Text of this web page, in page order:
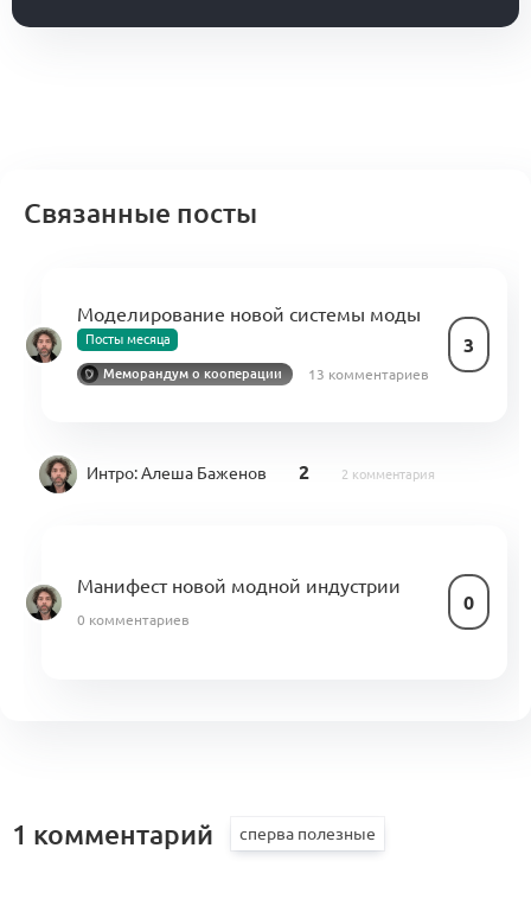
Связанные посты
Моделирование новой системы моды
Посты месяца 3
Меморандум о кооперации 13 комментариев
Интро:Алеша Баженов 2 2 комментария
Манифест новой модной индустрии
0
0 комментариев
1 комментарий